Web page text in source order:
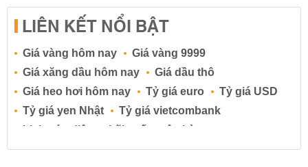
LIÊN KẾT NỔI BẬT
Giá vàng hôm nay
Giá vàng 9999
Giá xăng dầu hôm nay
Giá dầu thô
Giá heo hơi hôm nay
Tỷ giá euro
Tỷ giá USD
Tỷ giá yen Nhật
Tỷ giá vietcombank
Lịch cúp điện
Lãi suất ngân hàng
Lãi suất tiết kiệm
Lãi suất tiền gửi